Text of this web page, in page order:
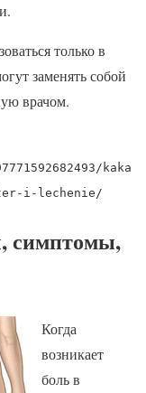
только в
заменять собой
врачом.
kaka
i-lechenie/
симптомы,
Когда
возникает
боль в